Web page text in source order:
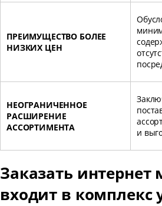
ПРЕИМУЩЕСТВО БОЛЕЕ
НИЗКИХ ЦЕН
НЕОГРАНИЧЕННОЕ
РАСШИРЕНИЕ
АССОРТИМЕНТА
и
Заказать
входит в комплекс